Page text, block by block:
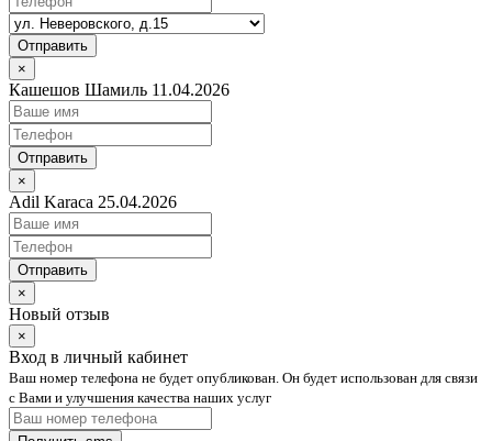
Отправить
×
Кашешов Шамиль 11.04.2026
Отправить
×
Adil Karaca 25.04.2026
Отправить
×
Новый отзыв
×
Вход в личный кабинет
Ваш номер телефона не будет опубликован. Он будет использован для связи
с Вами и улучшения качества наших услуг